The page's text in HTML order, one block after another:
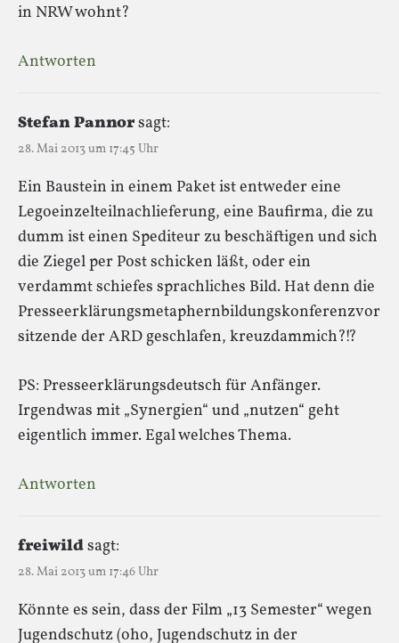
in NRW wohnt?
Antworten
Stefan Pannorsagt:
28. Mai 2013 um 17:45 Uhr
Ein Baustein in einem Paket ist entweder eine
Legoeinzelteilnachlieferung, eine Baufirma, die zu
dumm ist einen Spediteur zu beschäftigen und sich
die Ziegel per Post schicken läßt, oder ein
verdammt schiefes sprachliches Bild. Hat denn die
Presseerklärungsmetaphernbildungskonferenzvor
sitzende der ARD geschlafen, kreuzdammich?!?
PS: Presseerklärungsdeutsch für Anfänger.
Irgendwas mit „Synergien“ und „nutzen“ geht
eigentlich immer. Egal welches Thema.
Antworten
freiwildsagt:
28. Mai 2013 um 17:46 Uhr
Könnte es sein, dass der Film „13 Semester“ wegen
Jugendschutz (oho, Jugendschutz in der